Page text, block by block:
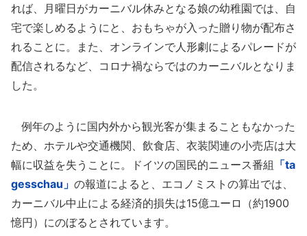
れば、月曜日がカーニバル休みとなる娘の幼稚園では、自
宅で楽しめるようにと、おもちゃが入った贈り物が配布さ
れることに。また、オンラインで人形劇によるパレードが
配信されるなど、コロナ禍ならではのカーニバルとなりま
した。
例年のように国内外から観光客が集まることもなかった
ため、ホテルや交通機関、飲食店、衣装関連の小売店は大
幅に収益を失うことに。ドイツの国民的ニュース番組 「ta
gesschau」 の報道によると、エコノミストの算出では、
カーニバル中止による経済的損失は15億ユーロ（約1900
憶円）にのぼるとされています。